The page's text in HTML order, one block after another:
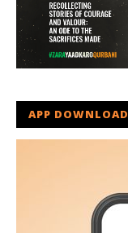
APP DOWNLOAD